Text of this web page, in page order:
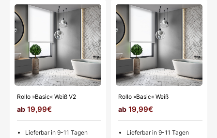
Rollo »Basic« Weiß V2
19,99€
Lieferbar in 9-11 Tagen
Rollo »Basic« Weiß
19,99€
Lieferbar in 9-11 Tagen